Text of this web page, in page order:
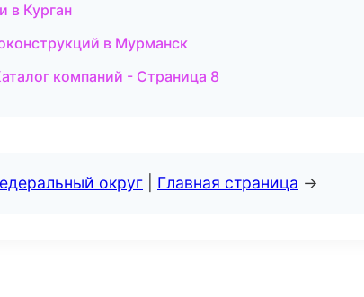
в Курган
в Мурманск
компаний - Страница 8
округ Главная страница →